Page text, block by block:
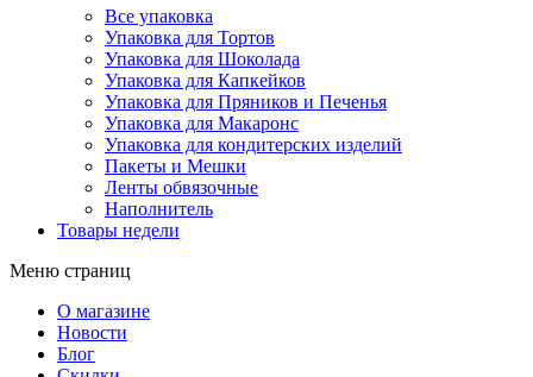
Все упаковка
Упаковка для Тортов
Упаковка для Шоколада
Упаковка для Капкейков
Упаковка для Пряников и Печенья
Упаковка для Макаронс
Упаковка для кондитерских изделий
Пакеты и Мешки
Ленты обвязочные
Наполнитель
Товары недели
Меню страниц
О магазине
Новости
Блог